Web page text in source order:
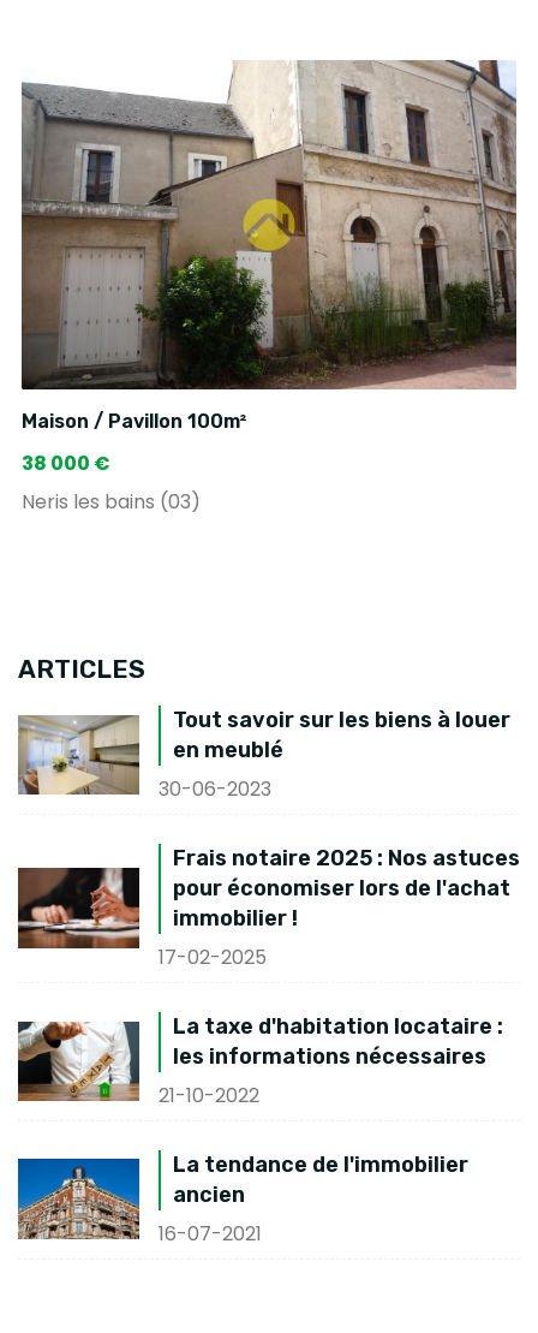
Maison / Pavillon 100m²
38 000 €
Neris les bains (03)
ARTICLES
Tout savoir sur les biens à louer
en meublé
30-06-2023
Frais notaire 2025 : Nos astuces
pour économiser lors de l'achat
immobilier !
17-02-2025
La taxe d'habitation locataire :
les informations nécessaires
21-10-2022
La tendance de l'immobilier
ancien
16-07-2021